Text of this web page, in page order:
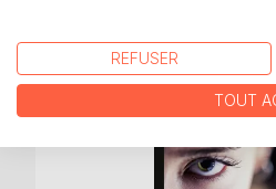
REFUSER
TOUT